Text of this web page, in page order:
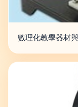
數理化教學器材